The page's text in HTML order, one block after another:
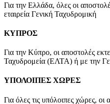
Για την Ελλάδα, όλες οι
εταιρεία Γενική Ταχυδρομική
ΚΥΠΡΟΣ
Για την Κύπρο, οι αποστολές
Ταχυδρομεία (ΕΛΤΑ) ή με την
ΥΠΟΛΟΙΠΕΣ ΧΩΡΕΣ
Για όλες τις υπόλοιπες χώρες, οι